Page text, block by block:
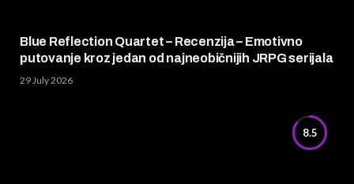
Blue Reflection Quartet – Recenzija – Emotivno
putovanje kroz jedan od najneobičnijih JRPG serijala
29 July 2026
8.5